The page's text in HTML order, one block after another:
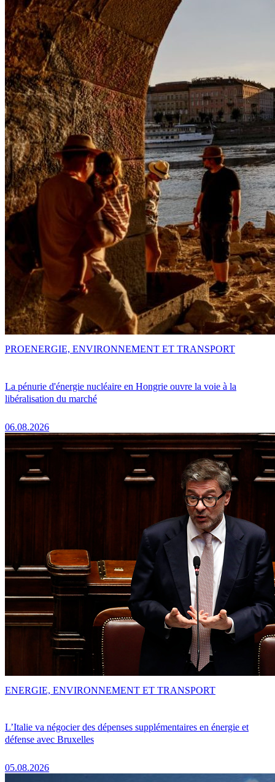
La pénurie d'énergie nucléaire en Hongrie ouvre la voie à la
libéralisation du marché
06.08.2026
PROENERGIE, ENVIRONNEMENT ET TRANSPORT
L’Italie va négocier des dépenses supplémentaires en énergie et
défense avec Bruxelles
05.08.2026
ENERGIE, ENVIRONNEMENT ET TRANSPORT